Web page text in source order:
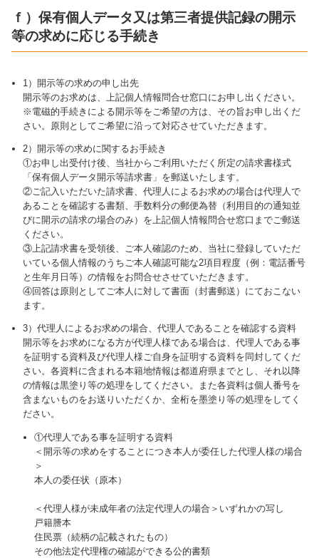
ｆ）保有個人データ又は第三者提供記録の開示
等の求めに応じる手続き
1）開示等の求めの申し出先
開示等のお求めは、上記個人情報問合せ窓口にお申し出ください。
※電磁的手続きによる開示等をご希望の方は、その旨お申し出くだ
さい。原則としてご希望に沿って対応させていただきます。
2）開示等の求めに関するお手続き
①お申し出受付け後、当社からご利用いただく所定の請求書様式
「保有個人データ開示等請求書」を郵送いたします。
②ご記入いただいた請求書、代理人によるお求めの場合は代理人で
あることを確認する書類、手数料分の郵便為替（利用目的の通知並
びに開示の請求の場合のみ）を上記個人情報問合せ窓口までご郵送
ください。
③上記請求書を受領後、ご本人確認のため、当社に登録していただ
いている個人情報のうちご本人確認可能な2項目程度（例：電話番号
と生年月日等）の情報をお問合せさせていただきます。
④回答は原則としてご本人に対して書面（封書郵送）にておこない
ます。
3）代理人によるお求めの場合、代理人であることを確認する資料
開示等をお求めになる方が代理人様である場合は、代理人である事
を証明する資料及び代理人様ご自身を証明する資料を同封してくだ
さい。各資料に含まれる本籍地情報は都道府県までとし、それ以降
の情報は黒塗り等の処理をしてください。また各資料は個人番号を
含まないものをお送りいただくか、全桁を墨塗り等の処理をしてく
ださい。
①代理人である事を証明する資料
＜開示等の求めをすることにつき本人が委任した代理人様の場合
＞
本人の委任状（原本）
＜代理人様が未成年者の法定代理人の場合＞いずれかの写し
戸籍謄本
住民票（続柄の記載されたもの）
その他法定代理権の確認ができる公的書類